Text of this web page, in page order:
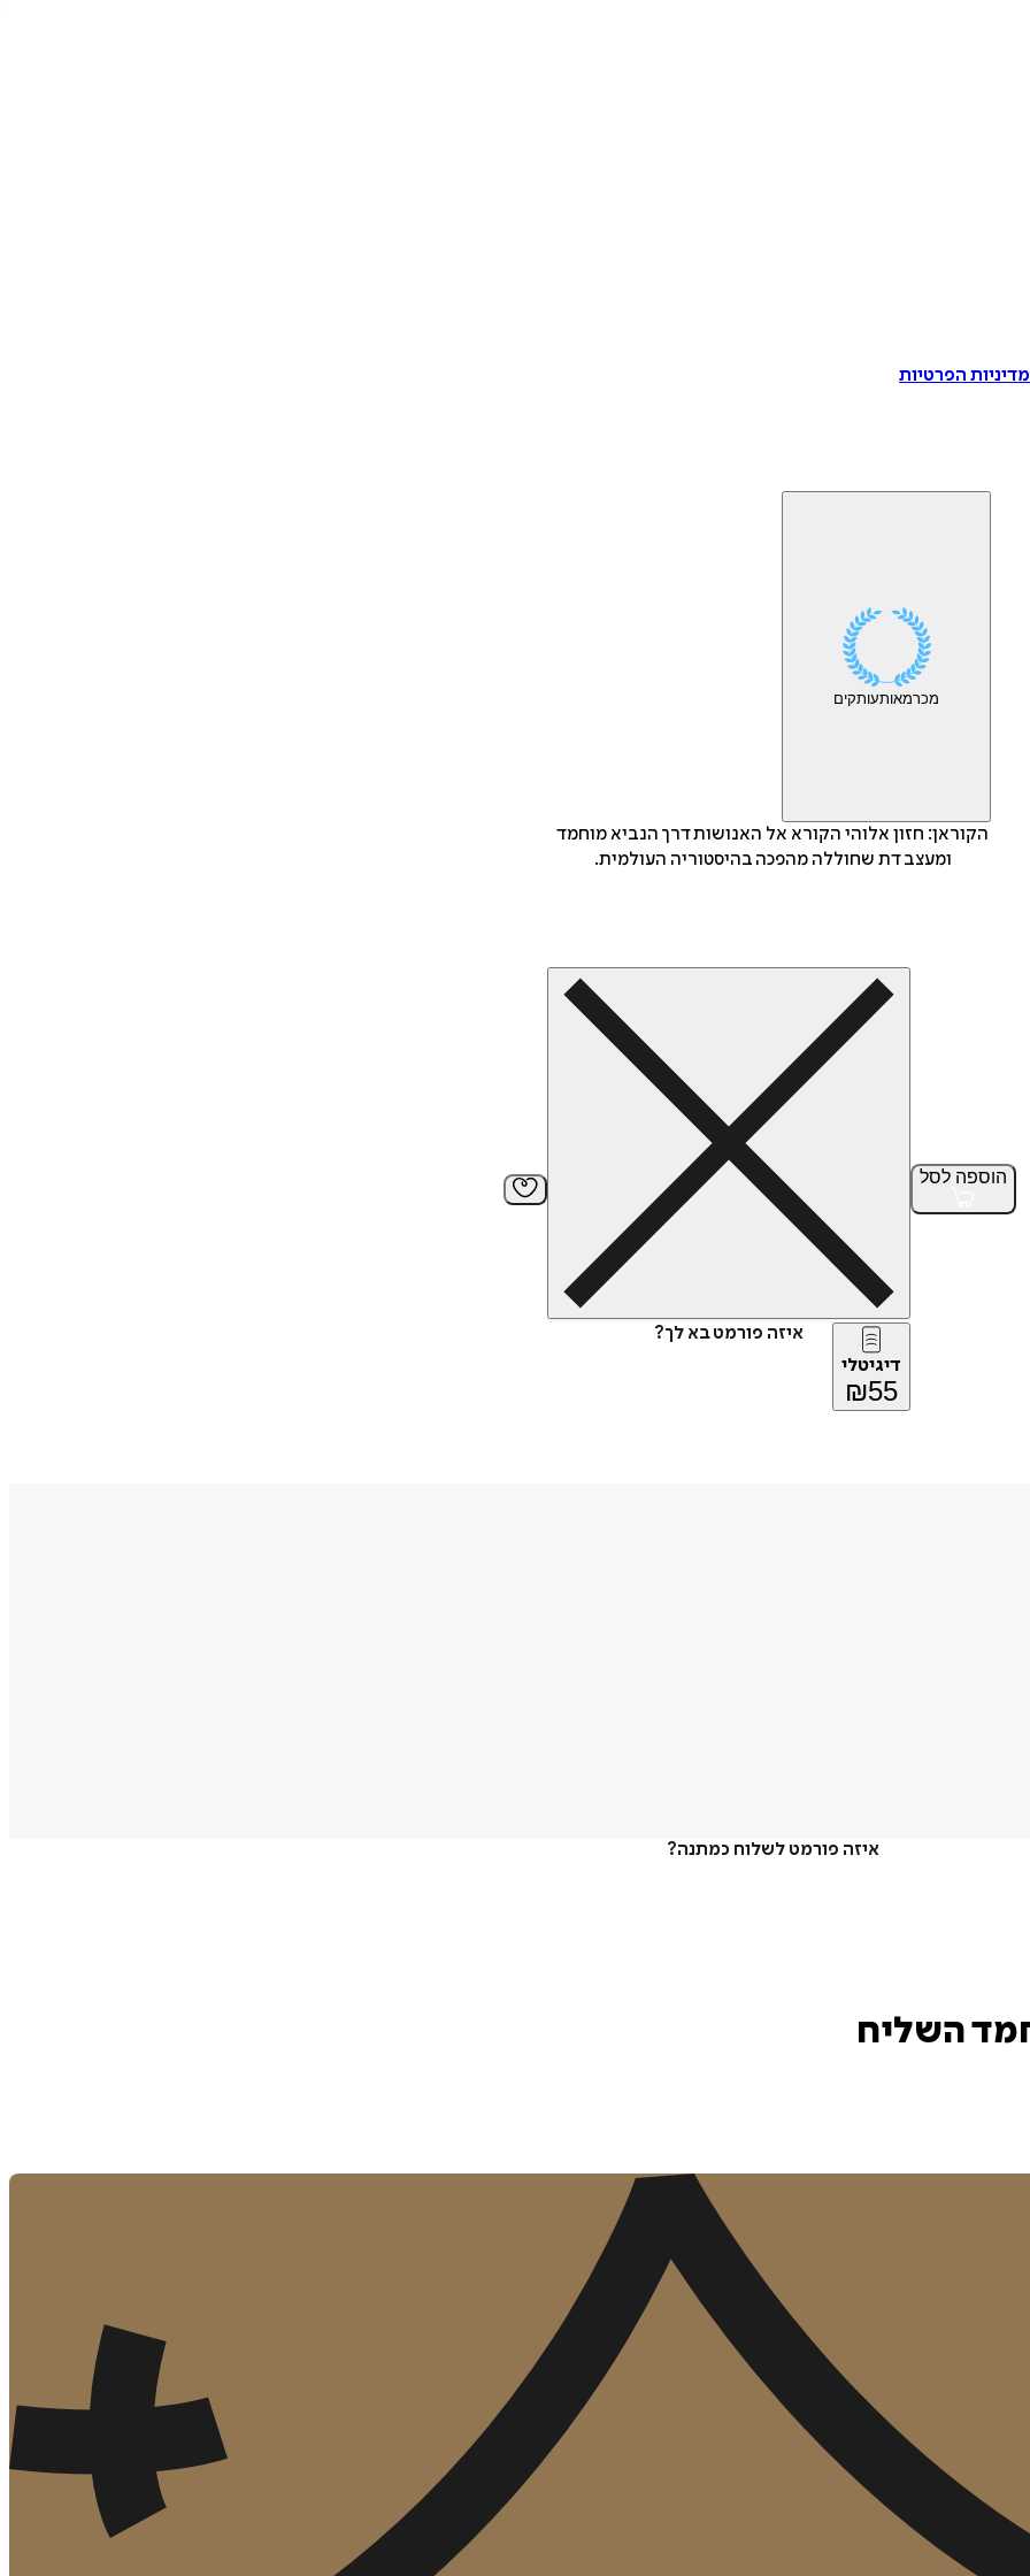
הפרטיות
מכרמאותעותקים
הקוראן: חזון אלוהי הקורא אל האנושות דרך הנביא מוחמד
ומעצב דת שחוללה מהפכה בהיסטוריה העולמית.
הוספה לסל
איזה פורמט בא לך?
דיגיטלי
₪55
איזה פורמט לשלוח כמתנה?
השליח